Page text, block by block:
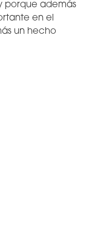
porque además
en el
un hecho